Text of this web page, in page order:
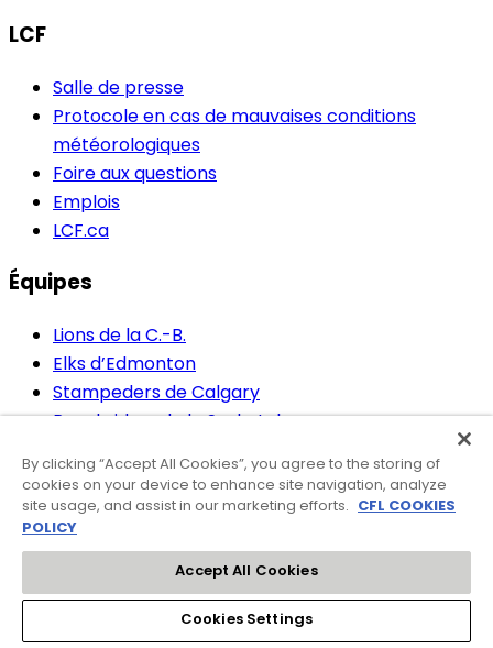
LCF
Salle de presse
Protocole en cas de mauvaises conditions
météorologiques
Foire aux questions
Emplois
LCF.ca
Équipes
Lions de la C.-B.
Elks d’Edmonton
Stampeders de Calgary
Roughriders de la Saskatchewan
Tiger-Cats de Hamilton
Argonauts de Toronto
ROUGE et NOIR d'Ottawa
Alouettes de Montréal
By clicking “Accept All Cookies”, you agree to the storing of
cookies on your device to enhance site navigation, analyze
site usage, and assist in our marketing efforts. CFL COOKIES
POLICY
Accept All Cookies
Cookies Settings